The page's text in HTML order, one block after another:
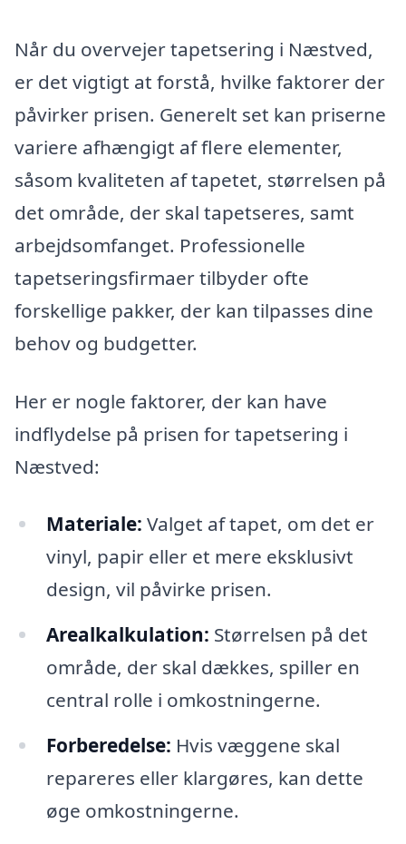
Når du overvejer tapetsering i Næstved,
er det vigtigt at forstå, hvilke faktorer der
påvirker prisen. Generelt set kan priserne
variere afhængigt af flere elementer,
såsom kvaliteten af tapetet, størrelsen på
det område, der skal tapetseres, samt
arbejdsomfanget. Professionelle
tapetseringsfirmaer tilbyder ofte
forskellige pakker, der kan tilpasses dine
behov og budgetter.
Her er nogle faktorer, der kan have
indflydelse på prisen for tapetsering i
Næstved:
Materiale: Valget af tapet, om det er
vinyl, papir eller et mere eksklusivt
design, vil påvirke prisen.
Arealkalkulation: Størrelsen på det
område, der skal dækkes, spiller en
central rolle i omkostningerne.
Forberedelse: Hvis væggene skal
repareres eller klargøres, kan dette
øge omkostningerne.